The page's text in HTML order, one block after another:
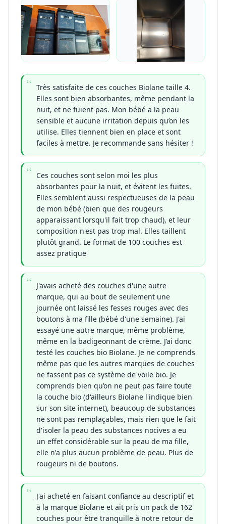
Très satisfaite de ces couches Biolane taille 4.
Elles sont bien absorbantes, même pendant la
nuit, et ne fuient pas. Mon bébé a la peau
sensible et aucune irritation depuis qu’on les
utilise. Elles tiennent bien en place et sont
faciles à mettre. Je recommande sans hésiter !
Ces couches sont selon moi les plus
absorbantes pour la nuit, et évitent les fuites.
Elles semblent aussi respectueuses de la peau
de mon bébé (bien que des rougeurs
apparaissant lorsqu'il fait trop chaud), et leur
composition n'est pas trop mal. Elles taillent
plutôt grand. Le format de 100 couches est
assez pratique
J'avais acheté des couches d'une autre
marque, qui au bout de seulement une
journée ont laissé les fesses rouges avec des
boutons à ma fille (bébé d'une semaine). J'ai
essayé une autre marque, même problème,
même en la badigeonnant de crème. J’ai donc
testé les couches bio Biolane. Je ne comprends
même pas que les autres marques de couches
ne fassent pas ce système de voile bio. Je
comprends bien qu’on ne peut pas faire toute
la couche bio (d'ailleurs Biolane l'indique bien
sur son site internet), beaucoup de substances
ne sont pas remplaçables, mais rien que le fait
d'isoler la peau des substances nocives a eu
un effet considérable sur la peau de ma fille,
elle n'a plus aucun problème de peau. Plus de
rougeurs ni de boutons.
J'ai acheté en faisant confiance au descriptif et
à la marque Biolane et ait pris un pack de 162
couches pour être tranquille à notre retour de